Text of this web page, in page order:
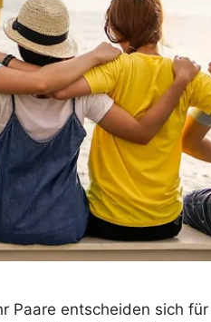
Paare entscheiden sich